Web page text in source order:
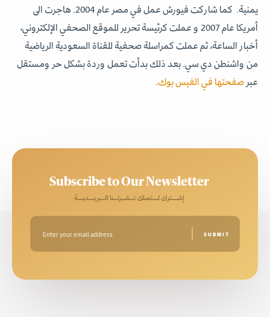
يمنية. كما شاركت فيورش عمل في مصر عام 2004. هاجرت الى
أمريكا عام 2007 و عملت كرئيسة تحرير للموقع الصحفي الإلكتروني،
أخبار الساعة، ثم عملت كمراسلة صحفية للقناة السعودية الرياضية
من واشنطن دي سي. بعد ذلك بدأت تعمل وردة بشكل حر ومستقل
عبرصفحتها في الفيس بوك.
Subscribe to Our Newsletter
إشـــترك لـــتصلك نــشــرتــنا الــبريـــديـــة